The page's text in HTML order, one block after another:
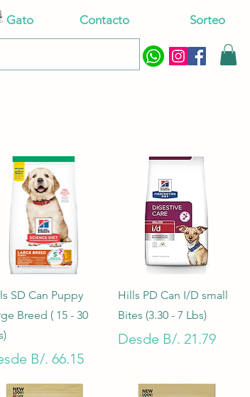
Gato Contacto Sorteo
Vista rápida
SD Can Puppy
Breed ( 15 - 30
B/. 66.15
de oferta
Vista rápida
Hills PD Can I/D small
Bites (3.30 - 7 Lbs)
Desde B/. 21.79
Precio de oferta